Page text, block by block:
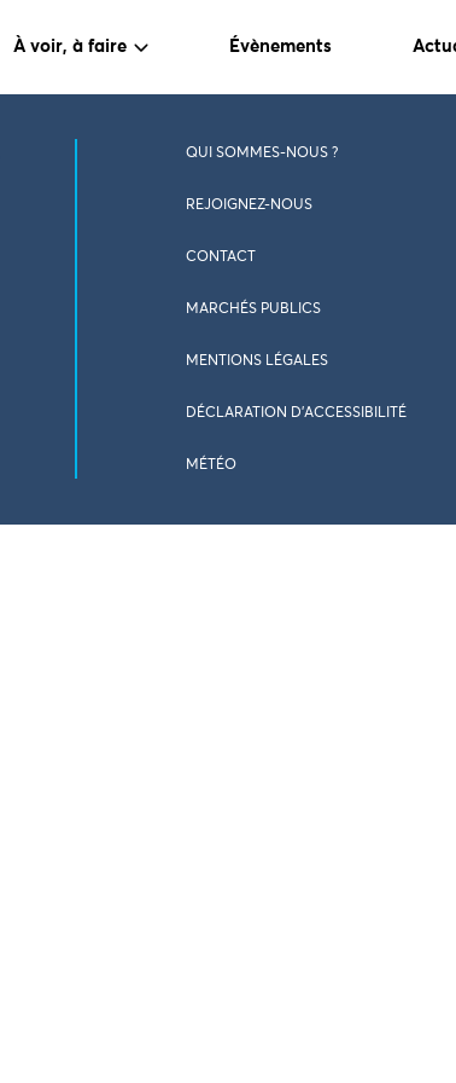
À voir, à faire Évènements
QUI SOMMES-NOUS ?
REJOIGNEZ-NOUS
CONTACT
MARCHÉS PUBLICS
MENTIONS LÉGALES
DÉCLARATION D’ACCESSIBILITÉ
MÉTÉO